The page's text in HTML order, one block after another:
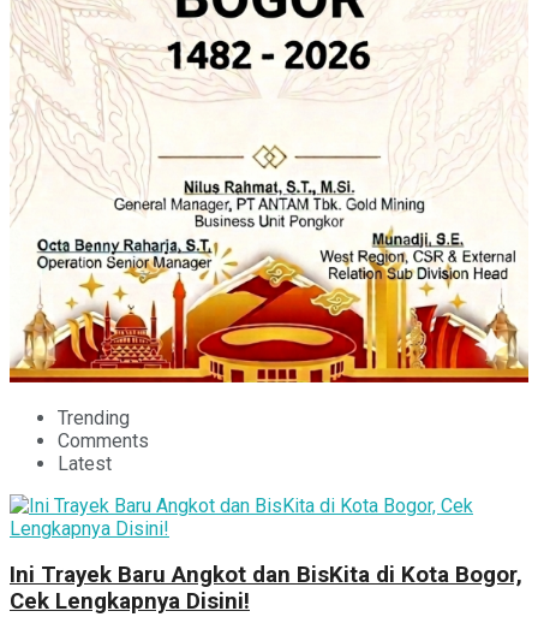
Trending
Comments
Latest
Ini Trayek Baru Angkot dan BisKita di Kota Bogor,
Cek Lengkapnya Disini!